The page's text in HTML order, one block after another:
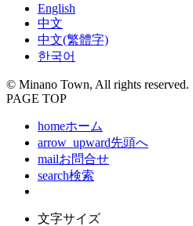
English
中文
中文(繁體字)
한국어
© Minano Town, All rights reserved.
PAGE TOP
homeホーム
arrow_upward先頭へ
mailお問合せ
search検索
文字サイズ